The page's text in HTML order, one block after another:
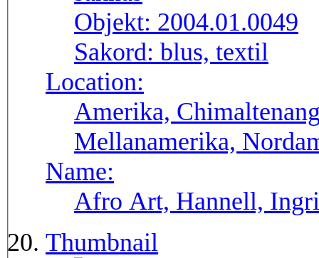
Objekt: 2004.01.0049
Sakord: blus, textil
Location:
Amerika,
Mellanamerika,
Name:
Afro Art, Hannell,
Thumbnail